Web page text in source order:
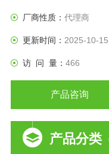
厂商性质： 代理商
更新时间： 2025-10-15
访 问 量： 466
产品咨询
产品分类